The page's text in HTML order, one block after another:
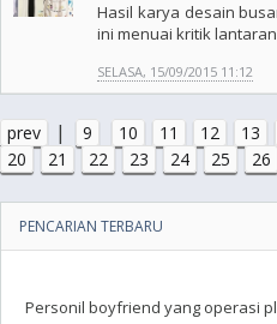
Hasil karya desain
ini menuai kritik
SELASA, 15/09/2015 11:12
prev | 9 10 11 12 13
20
21 22 23 24 25 26
PENCARIAN TERBARU
Personil boyfriend yang operasi